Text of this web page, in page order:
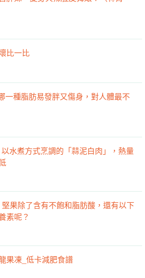
比一比
一種脂肪易發胖又傷身，對人體最不
水煮方式烹調的「蒜泥白肉」，熱量
果除了含有不飽和脂肪酸，還有以下
素呢？
果凍_低卡減肥食譜